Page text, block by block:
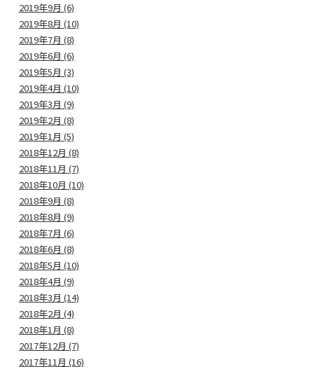
2019年9月 (6)
2019年8月 (10)
2019年7月 (8)
2019年6月 (6)
2019年5月 (3)
2019年4月 (10)
2019年3月 (9)
2019年2月 (8)
2019年1月 (5)
2018年12月 (8)
2018年11月 (7)
2018年10月 (10)
2018年9月 (8)
2018年8月 (9)
2018年7月 (6)
2018年6月 (8)
2018年5月 (10)
2018年4月 (9)
2018年3月 (14)
2018年2月 (4)
2018年1月 (8)
2017年12月 (7)
2017年11月 (16)